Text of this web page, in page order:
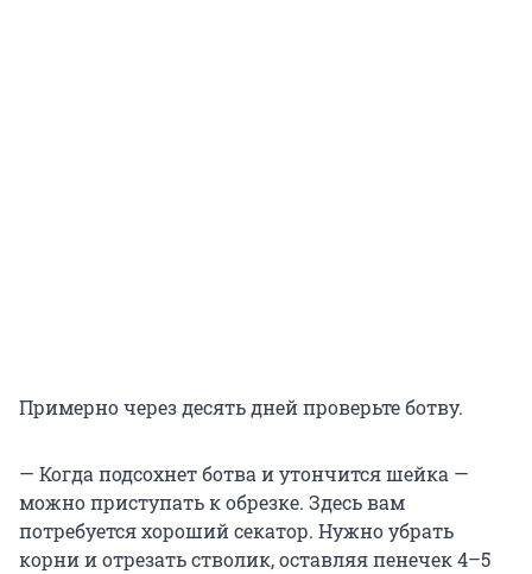
Примерно через десять дней проверьте ботву.
— Когда подсохнет ботва и утончится шейка —
можно приступать к обрезке. Здесь вам
потребуется хороший секатор. Нужно убрать
корни и отрезать стволик, оставляя пенечек 4–5